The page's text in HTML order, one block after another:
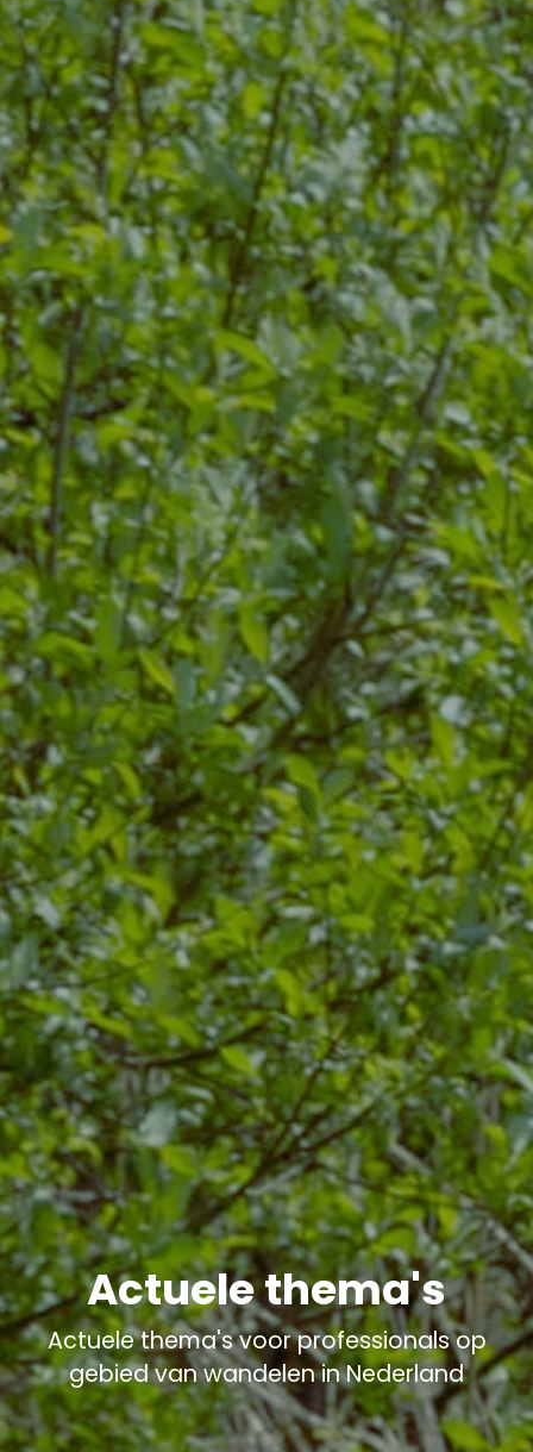
Actuele thema's
Actuele thema's voor professionals op
gebied van wandelen in Nederland